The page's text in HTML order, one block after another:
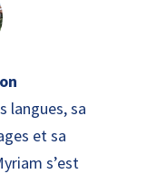
langues, sa
et sa
s’est